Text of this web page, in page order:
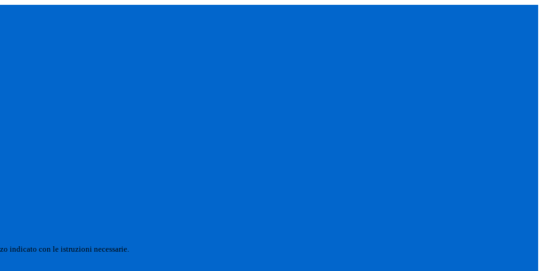
indicato con le istruzioni necessarie.